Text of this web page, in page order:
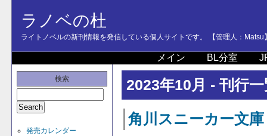
ラノベの杜
ライトノベルの新刊情報を発信している個人サイトです。 【管理人：Matsu
メイン BL分室
検索
発売カレンダー
2023年10月 - 刊行一
角川スニーカー文庫